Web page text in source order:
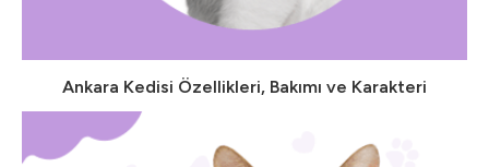
Ankara Kedisi Özellikleri, Bakımı ve Karakteri